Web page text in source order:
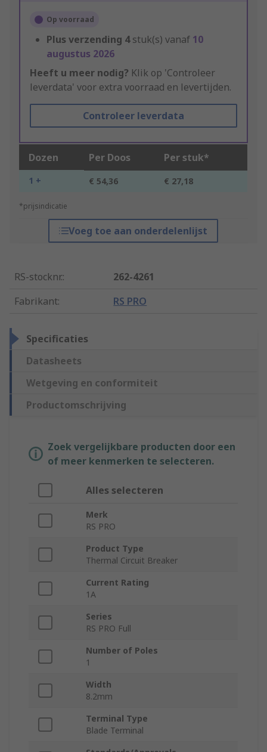
Op voorraad
Plus verzending 4stuk(s) vanaf 10
augustus 2026
Heeft u meer nodig? Klik op 'Controleer
leverdata' voor extra voorraad en levertijden.
Controleer leverdata
Dozen Per Doos Per stuk*
1 + € 54,36 € 27,18
*prijsindicatie
Voeg toe aan onderdelenlijst
RS-stocknr.:
262-4261
Fabrikant: RS PRO
Specificaties
Datasheets
Wetgeving en conformiteit
Productomschrijving
Zoek vergelijkbare producten door een
of meer kenmerken te selecteren.
Alles selecteren
Merk
RS PRO
Product Type
Thermal Circuit Breaker
Current Rating
1A
Series
RS PRO Full
Number of Poles
1
Width
8.2mm
Terminal Type
Blade Terminal